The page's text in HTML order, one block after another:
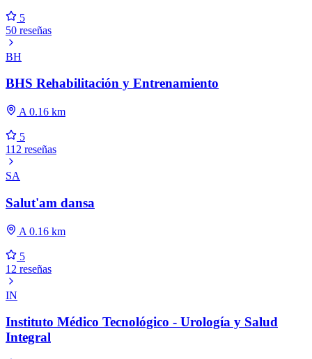
5
50 reseñas
BH
BHS Rehabilitación y Entrenamiento
A 0.16 km
5
112 reseñas
SA
Salut'am dansa
A 0.16 km
5
12 reseñas
IN
Instituto Médico Tecnológico - Urología y Salud
Integral